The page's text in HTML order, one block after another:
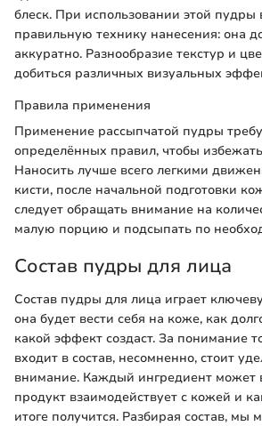
блеск. При использовании этой
правильную технику нанесения: она
аккуратно. Разнообразие текстур и
добиться различных визуальных
Правила применения
Применение рассыпчатой пудры
определённых правил, чтобы
Наносить лучше всего легкими
кисти, после начальной подготовки
следует обращать внимание на
малую порцию и подсыпать по
Состав пудры для лица
Состав пудры для лица играет
она будет вести себя на коже, как
какой эффект создаст. За понимание
входит в состав, несомненно, стоит
внимание. Каждый ингредиент может
продукт взаимодействует с кожей и
итоге получится. Разбирая состав,